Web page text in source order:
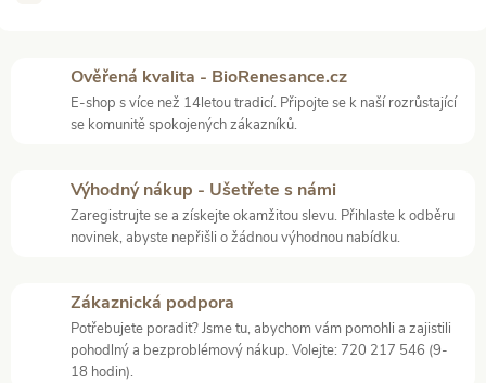
Ověřená kvalita - BioRenesance.cz
E-shop s více než 14letou tradicí. Připojte se k naší rozrůstající
se komunitě spokojených zákazníků.
Výhodný nákup - Ušetřete s námi
Zaregistrujte se a získejte okamžitou slevu. Přihlaste k odběru
novinek, abyste nepřišli o žádnou výhodnou nabídku.
Zákaznická podpora
Potřebujete poradit? Jsme tu, abychom vám pomohli a zajistili
pohodlný a bezproblémový nákup. Volejte: 720 217 546 (9-
18 hodin).